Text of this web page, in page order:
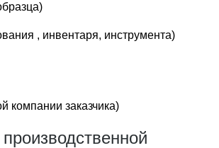
, инвентаря, инструмента)
компании заказчика)